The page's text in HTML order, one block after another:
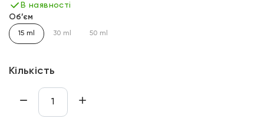
В наявності
Об’єм
15 ml 30 ml 50 ml
Кількість